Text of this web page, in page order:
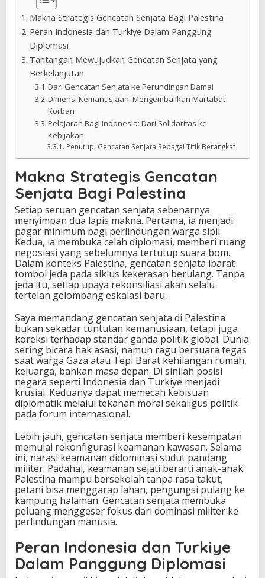
Makna Strategis Gencatan Senjata Bagi Palestina
Peran Indonesia dan Turkiye Dalam Panggung
Diplomasi
Tantangan Mewujudkan Gencatan Senjata yang
Berkelanjutan
Dari Gencatan Senjata ke Perundingan Damai
Dimensi Kemanusiaan: Mengembalikan Martabat
Korban
Pelajaran Bagi Indonesia: Dari Solidaritas ke
Kebijakan
Penutup: Gencatan Senjata Sebagai Titik Berangkat
Makna Strategis Gencatan
Senjata Bagi Palestina
Setiap seruan gencatan senjata sebenarnya
menyimpan dua lapis makna. Pertama, ia menjadi
pagar minimum bagi perlindungan warga sipil.
Kedua, ia membuka celah diplomasi, memberi ruang
negosiasi yang sebelumnya tertutup suara bom.
Dalam konteks Palestina, gencatan senjata ibarat
tombol jeda pada siklus kekerasan berulang. Tanpa
jeda itu, setiap upaya rekonsiliasi akan selalu
tertelan gelombang eskalasi baru.
Saya memandang gencatan senjata di Palestina
bukan sekadar tuntutan kemanusiaan, tetapi juga
koreksi terhadap standar ganda politik global. Dunia
sering bicara hak asasi, namun ragu bersuara tegas
saat warga Gaza atau Tepi Barat kehilangan rumah,
keluarga, bahkan masa depan. Di sinilah posisi
negara seperti Indonesia dan Turkiye menjadi
krusial. Keduanya dapat memecah kebisuan
diplomatik melalui tekanan moral sekaligus politik
pada forum internasional.
Lebih jauh, gencatan senjata memberi kesempatan
memulai rekonfigurasi keamanan kawasan. Selama
ini, narasi keamanan didominasi sudut pandang
militer. Padahal, keamanan sejati berarti anak-anak
Palestina mampu bersekolah tanpa rasa takut,
petani bisa menggarap lahan, pengungsi pulang ke
kampung halaman. Gencatan senjata membuka
peluang menggeser fokus dari dominasi militer ke
perlindungan manusia.
Peran Indonesia dan Turkiye
Dalam Panggung Diplomasi